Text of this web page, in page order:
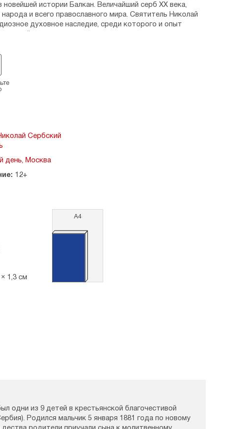
истории Балкан. Величайший серб XX века,
и всего православного мира. Святитель Николай
духовное наследие, среди которого и опыт
ко Христу — этот сборник молитв, в который
отчаянии. Господи, сила моя в немощи. Господи, свет
перст на мое чело — и оторвусь я от земли…»
Сербский
день, Москва
12+
1,3 см
А4
одни из 9 детей в крестьянской благочестивой
Родился мальчик 5 января 1881 года по новому